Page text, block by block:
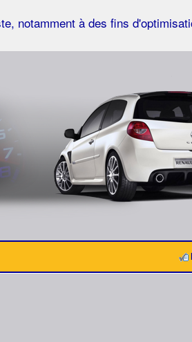
notamment à des fins